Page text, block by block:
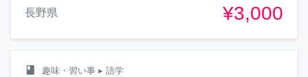
長野県 ¥3,000
class 趣味・習い事 ▸ 語学